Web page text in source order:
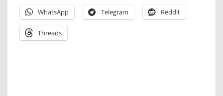
WhatsApp Telegram Reddit
Threads